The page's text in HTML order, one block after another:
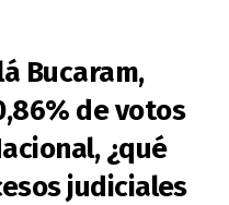
Bucaram,
de votos
¿qué
judiciales